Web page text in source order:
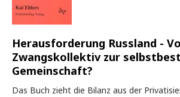
Herausforderung Russland -
Zwangskollektiv zur
Gemeinschaft?
Das Buch zieht die Bilanz aus der